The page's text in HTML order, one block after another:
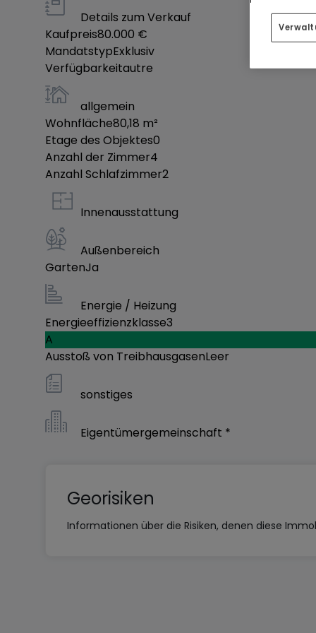
Details zum Verkauf
Kaufpreis80.000 €
MandatstypExklusiv
Verfügbarkeitautre
allgemein
Wohnfläche80,18 m²
Etage des Objektes0
Anzahl der Zimmer4
Anzahl Schlafzimmer2
Innenausstattung
Außenbereich
GartenJa
Energie / Heizung
Energieeffizienzklasse3
A
Ausstoß von TreibhausgasenLeer
sonstiges
Eigentümergemeinschaft *
Georisiken
Informationen über die Risiken, denen diese